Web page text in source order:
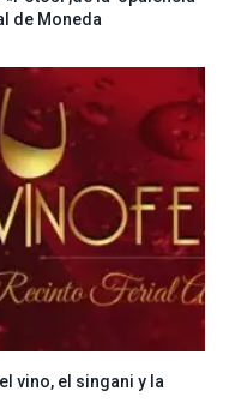
de Moneda
vino, el singani y la